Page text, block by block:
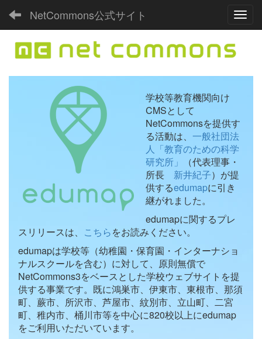
NetCommons公式サイト
学校等教育機関向け
CMSとして
NetCommonsを提供す
る活動は、 一般社団法
人「教育のための科学
研究所」
（代表理事・
所長 新井紀子）が提
供するedumapに引き
継がれました。
edumapに関するプレ
スリリースは、 こちらをお読みください。
edumapは学校等（幼稚園・保育園・インターナショ
ナルスクールを含む）に対して、原則無償で
NetCommons3をベースとした学校ウェブサイトを提
供する事業です。既に鴻巣市、伊東市、東根市、那須
町、蕨市、所沢市、芦屋市、紋別市、立山町、二宮
町、稚内市、桶川市等を中心に820校以上にedumap
をご利用いただいています。